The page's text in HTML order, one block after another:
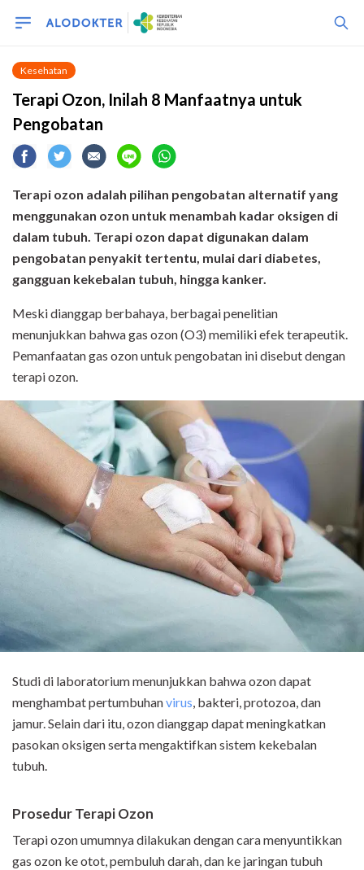
Kesehatan
Terapi Ozon, Inilah 8 Manfaatnya untuk
Pengobatan
Terapi ozon adalah pilihan pengobatan alternatif yang
menggunakan ozon untuk menambah kadar oksigen di
dalam tubuh. Terapi ozon dapat digunakan dalam
pengobatan penyakit tertentu, mulai dari diabetes,
gangguan kekebalan tubuh, hingga kanker.
Meski dianggap berbahaya, berbagai penelitian
menunjukkan bahwa gas ozon (O3) memiliki efek terapeutik.
Pemanfaatan gas ozon untuk pengobatan ini disebut dengan
terapi ozon.
Studi di laboratorium menunjukkan bahwa ozon dapat
menghambat pertumbuhanvirus, bakteri, protozoa, dan
jamur. Selain dari itu, ozon dianggap dapat meningkatkan
pasokan oksigen serta mengaktifkan sistem kekebalan
tubuh.
Prosedur Terapi Ozon
Terapi ozon umumnya dilakukan dengan cara menyuntikkan
gas ozon ke otot, pembuluh darah, dan ke jaringan tubuh